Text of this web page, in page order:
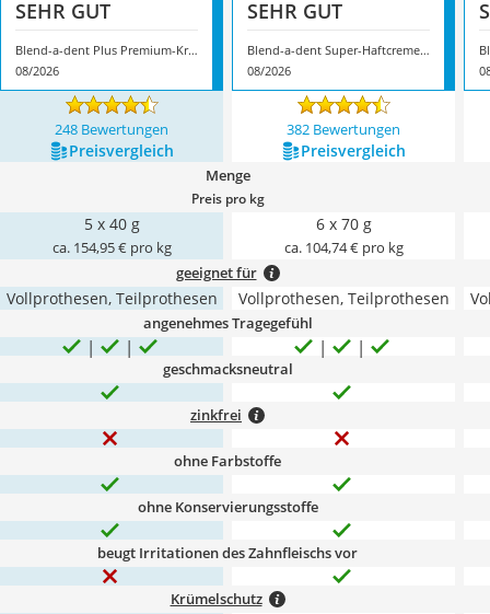
SEHR GUT
Blend-a-dent Plus Premium-Krümelschutz
08/2026
SEHR GUT
Blend-a-dent Super-Haftcreme extra stark
08/2026
248 Bewertungen 382 Bewertungen
Preis­vergleich Preis­vergleich
Menge
Preis pro kg
5 x 40 g
ca. 154,95 € pro kg
6 x 70 g
ca. 104,74 € pro kg
geeignet für
Vollprothesen, Teilprothesen Vollprothesen, Teilprothesen
angenehmes Tragegefühl
geschmacksneutral
zinkfrei
ohne Farbstoffe
ohne Konservierungsstoffe
beugt Irritationen des Zahnfleischs vor
Krümelschutz